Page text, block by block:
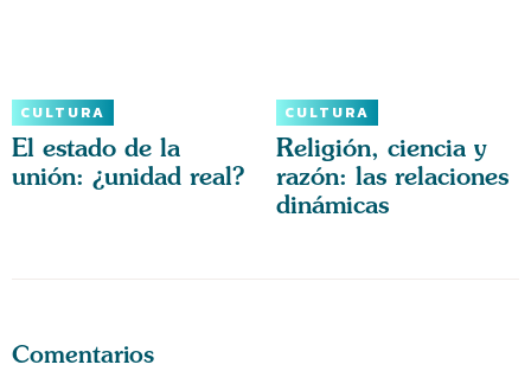
CULTURA
El estado de la
unión: ¿unidad real?
CULTURA
Religión, ciencia y
razón: las relaciones
dinámicas
Comentarios